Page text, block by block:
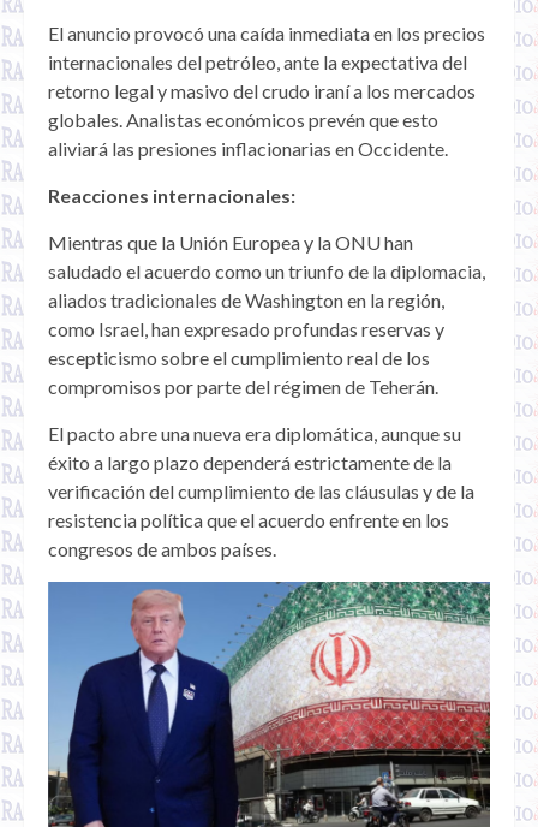
El anuncio provocó una caída inmediata en los precios
internacionales del petróleo, ante la expectativa del
retorno legal y masivo del crudo iraní a los mercados
globales. Analistas económicos prevén que esto
aliviará las presiones inflacionarias en Occidente.
Reacciones internacionales:
Mientras que la Unión Europea y la ONU han
saludado el acuerdo como un triunfo de la diplomacia,
aliados tradicionales de Washington en la región,
como Israel, han expresado profundas reservas y
escepticismo sobre el cumplimiento real de los
compromisos por parte del régimen de Teherán.
El pacto abre una nueva era diplomática, aunque su
éxito a largo plazo dependerá estrictamente de la
verificación del cumplimiento de las cláusulas y de la
resistencia política que el acuerdo enfrente en los
congresos de ambos países.